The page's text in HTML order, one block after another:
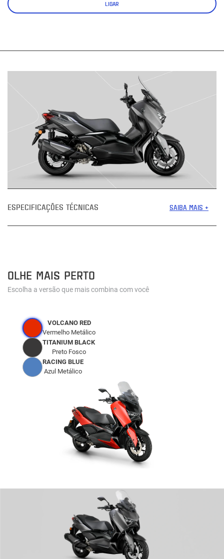
LIGAR
ESPECIFICAÇÕES TÉCNICAS SAIBA MAIS +
OLHE MAIS PERTO
Escolha a versão que mais combina com você
VOLCANO RED
Vermelho Metálico
TITANIUM BLACK
Preto Fosco
RACING BLUE
Azul Metálico